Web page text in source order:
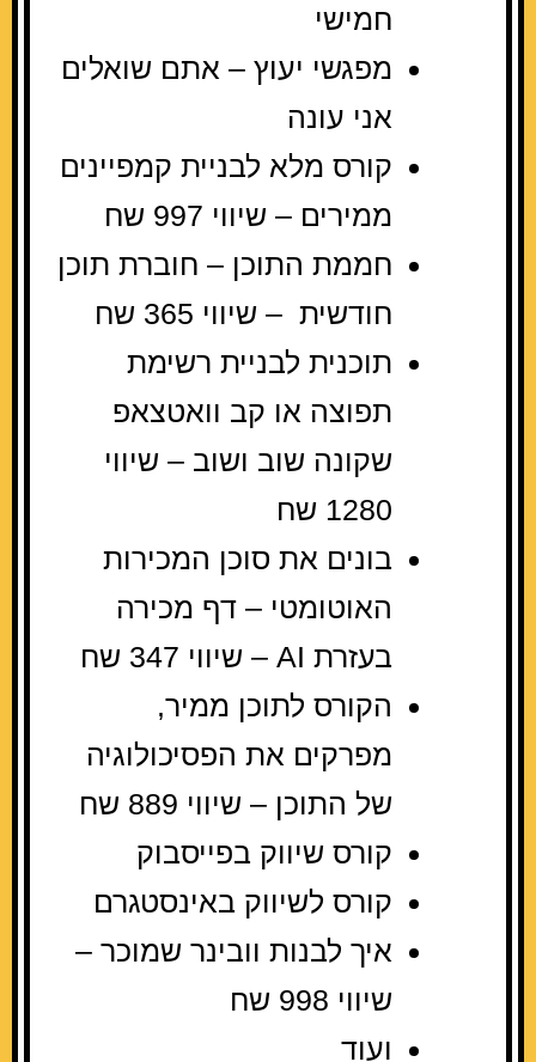
חמישי
מפגשי יעוץ – אתם שואלים
אני עונה
קורס מלא לבניית קמפיינים
ממירים – שיווי 997 שח
חממת התוכן – חוברת תוכן
חודשית – שיווי 365 שח
תוכנית לבניית רשימת
תפוצה או קב וואטצאפ
שקונה שוב ושוב – שיווי
1280 שח
בונים את סוכן המכירות
האוטומטי – דף מכירה
בעזרת AI – שיווי 347 שח
הקורס לתוכן ממיר,
מפרקים את הפסיכולוגיה
של התוכן – שיווי 889 שח
קורס שיווק בפייסבוק
קורס לשיווק באינסטגרם
איך לבנות וובינר שמוכר –
שיווי 998 שח
ועוד